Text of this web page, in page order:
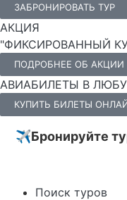
ЗАБРОНИРОВАТЬ ТУР
АКЦИЯ
"ФИКСИРОВАННЫЙ
ПОДРОБНЕЕ ОБ АКЦИИ
АВИАБИЛЕТЫ В
КУПИТЬ БИЛЕТЫ
✈️Бронируйте
Поиск туров